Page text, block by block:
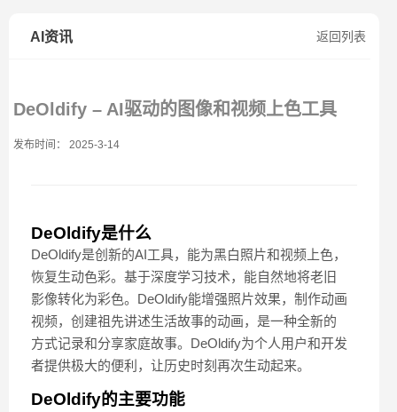
返回列表
AI资讯
DeOldify – AI驱动的图像和视频上色工具
发布时间： 2025-3-14
DeOldify是什么
DeOldify是创新的AI工具，能为黑白照片和视频上色，
恢复生动色彩。基于深度学习技术，能自然地将老旧
影像转化为彩色。DeOldify能增强照片效果，制作动画
视频，创建祖先讲述生活故事的动画，是一种全新的
方式记录和分享家庭故事。DeOldify为个人用户和开发
者提供极大的便利，让历史时刻再次生动起来。
DeOldify的主要功能